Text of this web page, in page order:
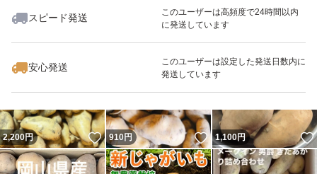
スピード発送
このユーザーは高頻度で24時間以内
に発送しています
安心発送
このユーザーは設定した発送日数内に
発送しています
いいね！
850
2,200円 いいね！
910円 いいね！
1,100円